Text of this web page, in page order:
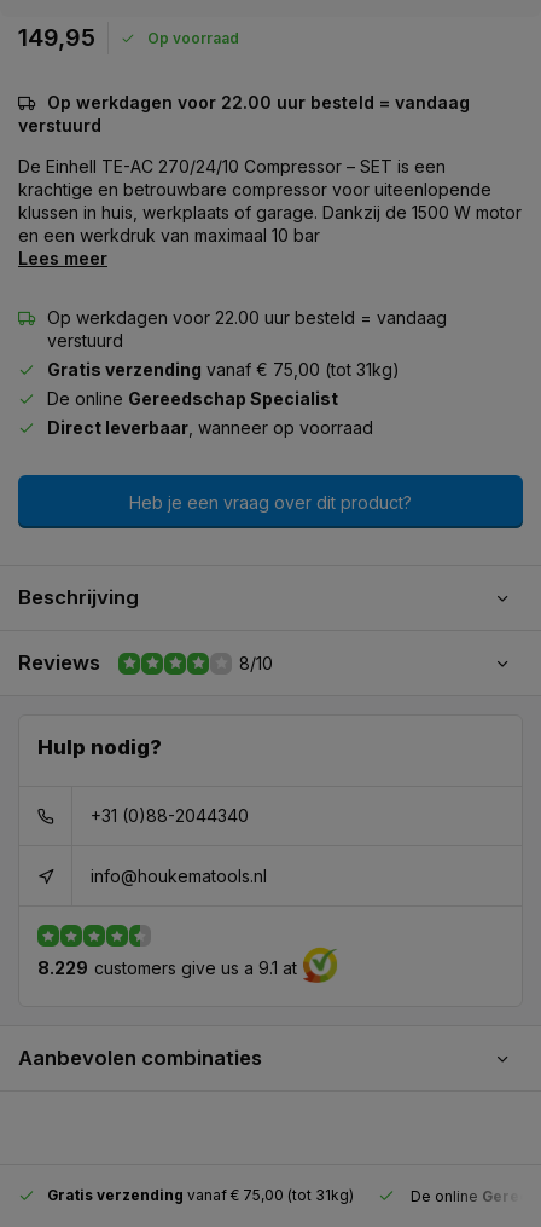
149,95 Op voorraad
Op werkdagen voor 22.00 uur besteld = vandaag
verstuurd
De Einhell TE-AC 270/24/10 Compressor – SET is een
krachtige en betrouwbare compressor voor uiteenlopende
klussen in huis, werkplaats of garage. Dankzij de 1500 W motor
en een werkdruk van maximaal 10 bar
Lees meer
Op werkdagen voor 22.00 uur besteld = vandaag
verstuurd
Gratis verzending vanaf € 75,00 (tot 31kg)
De online Gereedschap Specialist
Direct leverbaar , wanneer op voorraad
Heb je een vraag over dit product?
Beschrijving
Reviews 8/10
Hulp nodig?
+31 (0)88-2044340
info@houkematools.nl
8.229 customers give us a 9.1 at
Aanbevolen combinaties
Gratis verzending vanaf € 75,00 (tot 31kg) De online